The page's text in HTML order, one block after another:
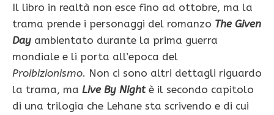
Il libro in realtà non esce fino ad ottobre, ma la
trama prende i personaggi del romanzo The Given
Day ambientato durante la prima guerra
mondiale e li porta all’epoca del
Proibizionismo. Non ci sono altri dettagli riguardo
la trama, ma Live By Night è il secondo capitolo
di una trilogia che Lehane sta scrivendo e di cui